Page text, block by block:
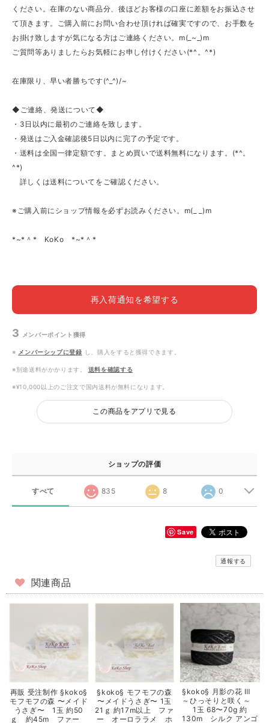
ください。在庫のない商品分、後ほどお客様の口座に差額をお振込させ
て頂きます。ご購入前にお問い合わせ頂ければ確実ですので、お手数を
お掛け致しますが気になる方はご連絡ください。m(_~_)m
ご質問等ありましたらお気軽にお申し付けください(*^。^*)
在庫限り、早い者勝ちです(^_^)/~
◆ご連絡、発送について◆
・3日以内に最初のご連絡を致します。
・発送はご入金確認後5日以内に完了の予定です。
・送料は全国一律定額です。まとめ買いで送料無料になります。(*^。
^*)
詳しくは送料についてをご確認ください。
※ご購入前にショップ情報を必ずお読みください。m(_ _)m
*~*＾* KoKo *~*＾*
再入荷通知を希望する
3 メンバーポイント 獲得
※ メンバーシップに登録 し、購入をすると獲得できます。
※別途送料がかかります。 送料を確認する
※¥10,000以上のご注文で国内送料が無料になります。
この商品をアプリで見る
ショップの評価
すべて 835 8 0
Save
通報する
関連商品
再販 受注制作 §koko§
モフモフの森 〜メイド
うさぎ〜 1玉 約50
ｇ 約45m ファー
§koko§ モフモフの森
〜メイドうさぎ〜 1玉
21ｇ 約17m以上 ファ
ー オーロララメ ホ
§koko§ 月影の花 Ⅲ
～ひっそりと咲く～
1玉 68〜70g 約
130m シルク アンゴ